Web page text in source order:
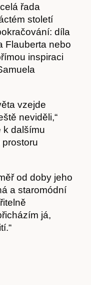
řada
století
díla
Flauberta nebo
inspiraci
vzejde
neviděli,“
k dalšímu
od doby jeho
a staromódní
já,